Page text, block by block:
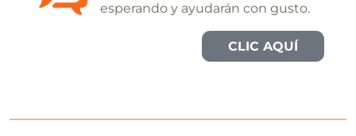
esperando y ayudarán con gusto.
CLIC AQUÍ